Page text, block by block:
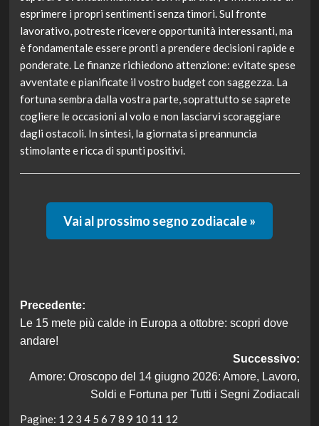
esprimere i propri sentimenti senza timori. Sul fronte
lavorativo, potreste ricevere opportunità interessanti, ma
è fondamentale essere pronti a prendere decisioni rapide e
ponderate. Le finanze richiedono attenzione: evitate spese
avventate e pianificate il vostro budget con saggezza. La
fortuna sembra dalla vostra parte, soprattutto se saprete
cogliere le occasioni al volo e non lasciarvi scoraggiare
dagli ostacoli. In sintesi, la giornata si preannuncia
stimolante e ricca di spunti positivi.
Vai al prossimo segno zodiacale »
Navigazione
articolo
Precedente:
Le 15 mete più calde in Europa a ottobre: scopri dove
andare!
Successivo:
Amore: Oroscopo del 14 giugno 2026: Amore, Lavoro,
Soldi e Fortuna per Tutti i Segni Zodiacali
Pagine: 1 2 3 4 5 6 7 8 9 10 11 12